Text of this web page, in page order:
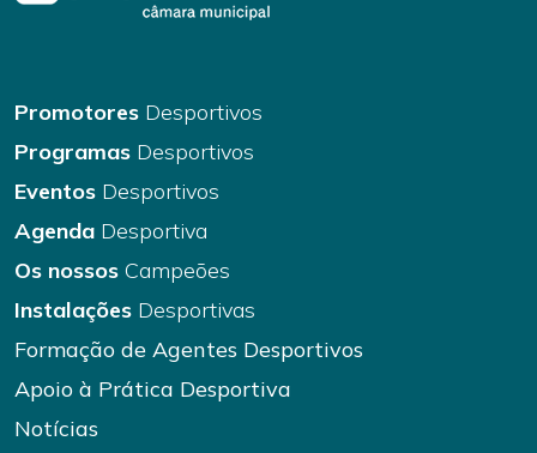
Promotores Desportivos
Programas Desportivos
Eventos Desportivos
Agenda Desportiva
Os nossos Campeões
Instalações Desportivas
Formação de Agentes Desportivos
Apoio à Prática Desportiva
Notícias